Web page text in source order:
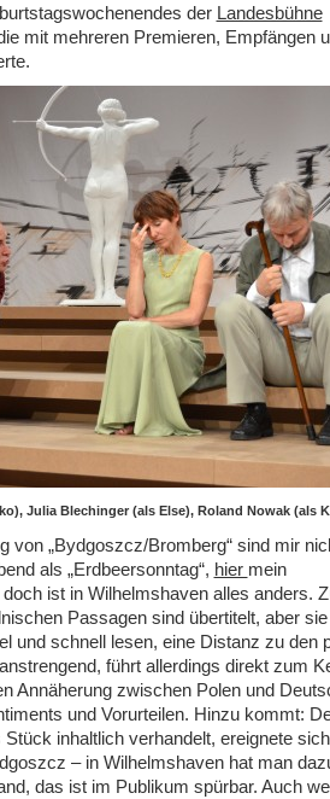
der Landesbühne
mit mehreren Premieren, Empfängen
Julia Blechinger (als Else), Roland Nowak (als
von „Bydgoszcz/Bromberg“ sind mir
als „Erdbeersonntag“, hier mein
ist in Wilhelmshaven alles anders.
Passagen sind übertitelt, aber
und schnell lesen, eine Distanz zu den
führt allerdings direkt zum
Annäherung zwischen Polen und
und Vorurteilen. Hinzu kommt:
Stück inhaltlich verhandelt, ereignete
– in Wilhelmshaven hat man
das ist im Publikum spürbar. Auch